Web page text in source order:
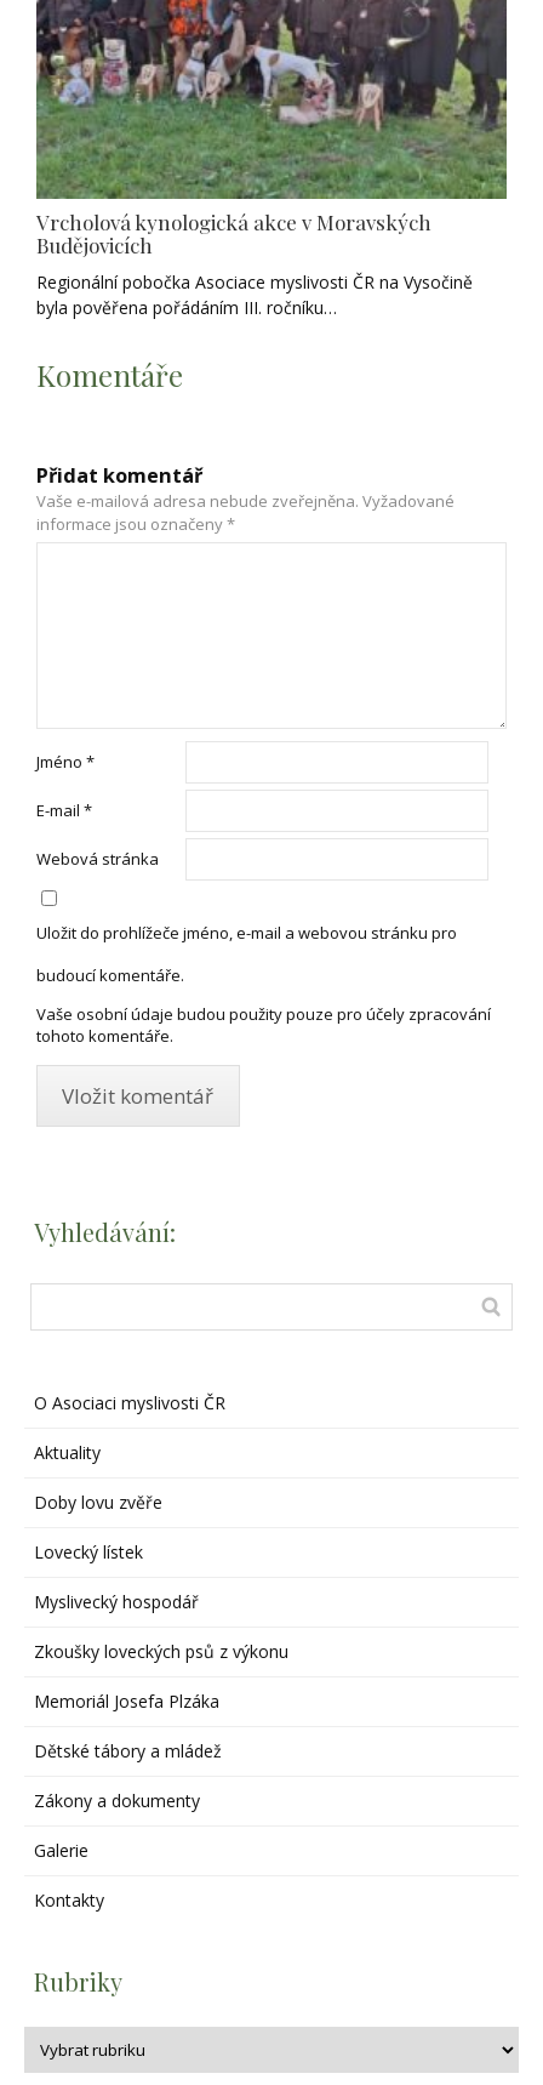
Vrcholová kynologická akce v Moravských
Budějovicích
Regionální pobočka Asociace myslivosti ČR na Vysočině
byla pověřena pořádáním III. ročníku…
Komentáře
Přidat komentář
Vaše e-mailová adresa nebude zveřejněna. Vyžadované
informace jsou označeny*
Jméno *
E-mail *
Webová stránka
Uložit do prohlížeče jméno, e-mail a webovou stránku pro
budoucí komentáře.
Vaše osobní údaje budou použity pouze pro účely zpracování
tohoto komentáře.
Vyhledávání:
O Asociaci myslivosti ČR
Aktuality
Doby lovu zvěře
Lovecký lístek
Myslivecký hospodář
Zkoušky loveckých psů z výkonu
Memoriál Josefa Plzáka
Dětské tábory a mládež
Zákony a dokumenty
Galerie
Kontakty
Rubriky